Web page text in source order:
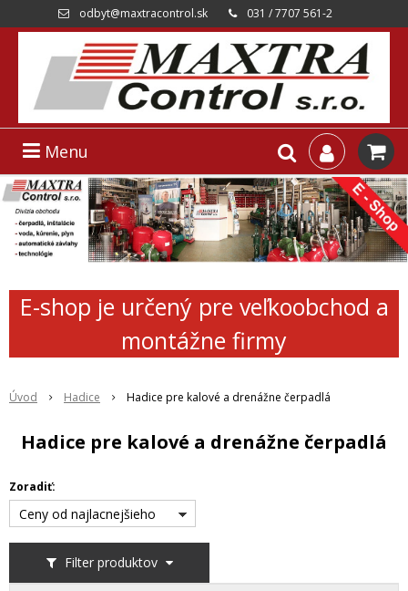
odbyt@maxtracontrol.sk 031 / 7707 561-2
Menu
E-shop je určený pre veľkoobchod a
montážne firmy
Úvod Hadice Hadice pre kalové a drenážne čerpadlá
Hadice pre kalové a drenážne čerpadlá
Filter produktov
Zoradiť:
Ceny od najlacnejšieho